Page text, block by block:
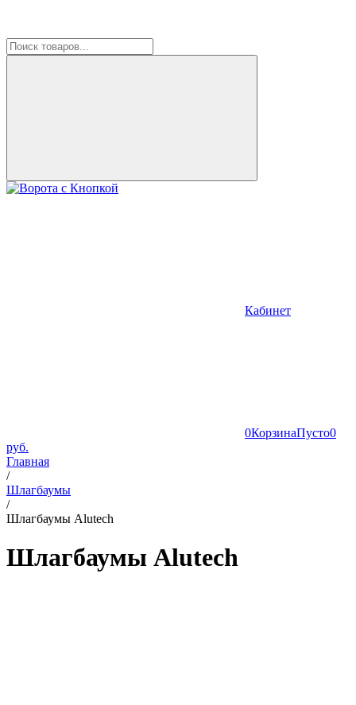
Кабинет
0КорзинаПусто0
руб.
Главная
/
Шлагбаумы
/
Шлагбаумы Alutech
Шлагбаумы Alutech